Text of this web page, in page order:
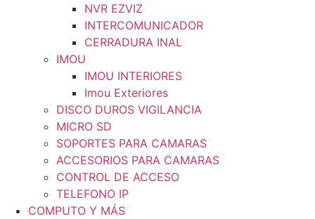
NVR EZVIZ
INTERCOMUNICADOR
CERRADURA INAL
IMOU
IMOU INTERIORES
Imou Exteriores
DISCO DUROS VIGILANCIA
MICRO SD
SOPORTES PARA CAMARAS
ACCESORIOS PARA CAMARAS
CONTROL DE ACCESO
TELEFONO IP
COMPUTO Y MÁS